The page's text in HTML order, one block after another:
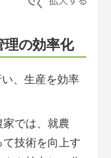
理の効率化
、生産を効率
では、就農
技術を向上す